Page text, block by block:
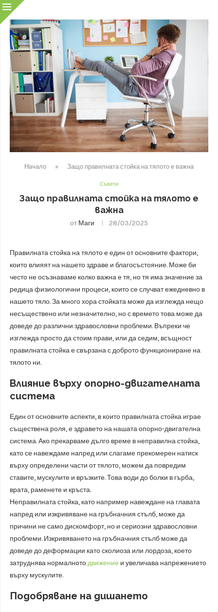
Начало » Защо правилната стойка на тялото е важна
Съвети
Защо правилната стойка на тялото е
важна
от Маги 28/03/2025
Правилната стойка на тялото е един от основните фактори,
които влияят на нашето здраве и благосъстояние. Може би
често не осъзнаваме колко важна е тя, но тя има значение за
редица физиологични процеси, които се случват ежедневно в
нашето тяло. За много хора стойката може да изглежда нещо
несъществено или незначително, но с времето това може да
доведе до различни здравословни проблеми. Въпреки че
изглежда просто да стоим прави, или да седим, всъщност
правилната стойка е свързана с доброто функциониране на
тялото ни.
Влияние върху опорно-двигателната
система
Един от основните аспекти, в които правилната стойка играе
съществена роля, е здравето на нашата опорно-двигателна
система. Ако прекарваме дълго време в неправилна стойка,
като се навеждаме напред или слагаме прекомерен натиск
върху определени части от тялото, можем да повредим
ставите, мускулите и връзките. Това води до болки в гърба,
врата, раменете и кръста.
Неправилната стойка, като например навеждане на главата
напред или изкривяване на гръбначния стълб, може да
причини не само дискомфорт, но и сериозни здравословни
проблеми. Изкривяването на гръбначния стълб може да
доведе до деформации като сколиоза или лордоза, което
затруднява нормалнотодвижение и увеличава напрежението
върху мускулите.
Подобряване на дишането